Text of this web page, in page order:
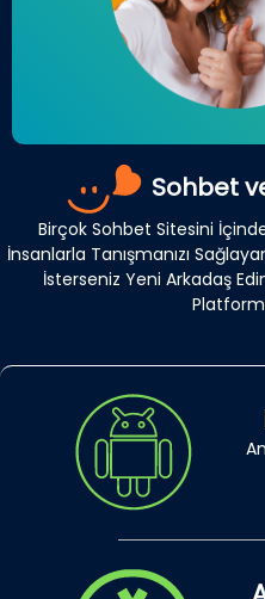
Sohbet
Birçok Sohbet Sitesini
İnsanlarla Tanışmanızı
İsterseniz Yeni Arkadaş